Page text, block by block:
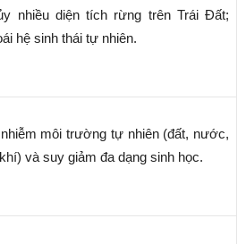
nhiều diện tích rừng trên Trái Đất;
hệ sinh thái tự nhiên.
môi trường tự nhiên (đất, nước,
và suy giảm đa dạng sinh học.